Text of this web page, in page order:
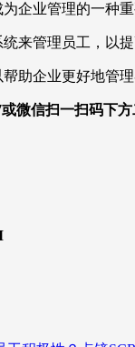
企业管理的一种重
来管理员工，以
助企业更好地管
微信扫一扫码下